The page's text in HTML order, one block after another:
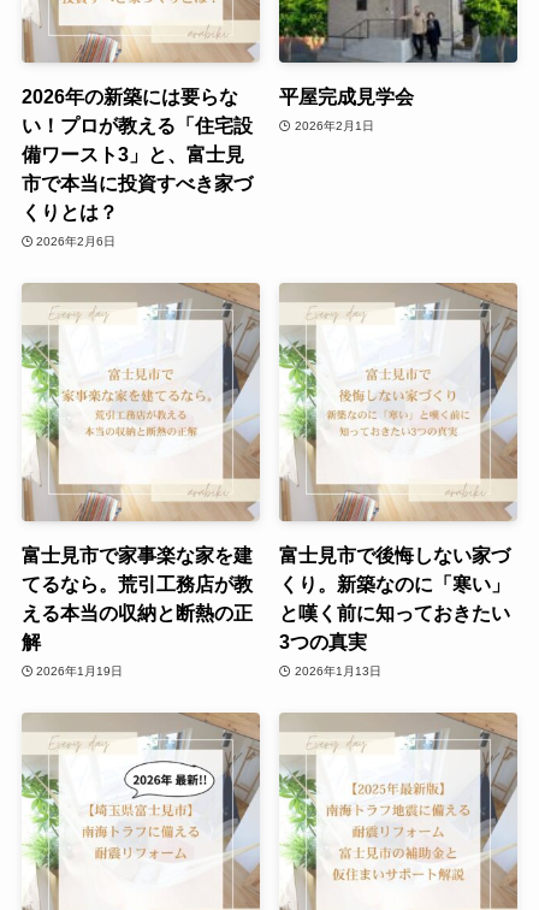
2026年の新築には要らな
い！プロが教える「住宅設
備ワースト3」と、富士見
市で本当に投資すべき家づ
くりとは？
2026年2月6日
平屋完成見学会
2026年2月1日
富士見市で家事楽な家を建
てるなら。荒引工務店が教
える本当の収納と断熱の正
解
2026年1月19日
富士見市で後悔しない家づ
くり。新築なのに「寒い」
と嘆く前に知っておきたい
3つの真実
2026年1月13日